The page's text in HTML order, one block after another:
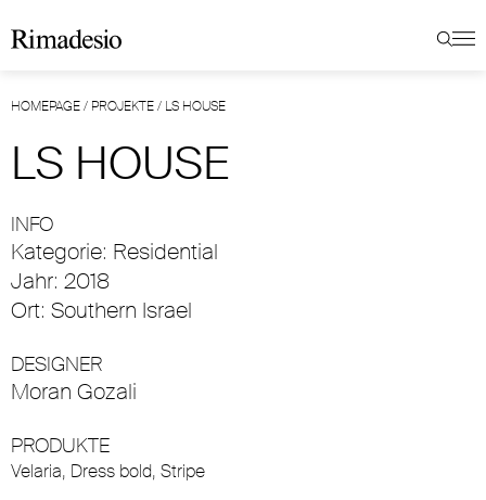
HOMEPAGE/ PROJEKTE/ LS HOUSE
LS HOUSE
INFO
Kategorie: Residential
Jahr: 2018
Ort: Southern Israel
DESIGNER
Moran Gozali
PRODUKTE
Velaria, Dress bold, Stripe